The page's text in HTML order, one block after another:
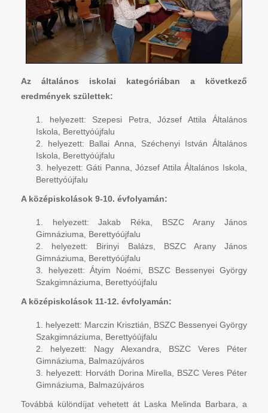
Az általános iskolai kategóriában a következő
eredmények születtek:
helyezett: Szepesi Petra, József Attila Általános
Iskola, Berettyóújfalu
helyezett: Ballai Anna, Széchenyi István Általános
Iskola, Berettyóújfalu
helyezett: Gáti Panna, József Attila Általános Iskola,
Berettyóújfalu
A középiskolások 9-10. évfolyamán:
helyezett: Jakab Réka, BSZC Arany János
Gimnáziuma, Berettyóújfalu
helyezett: Birinyi Balázs, BSZC Arany János
Gimnáziuma, Berettyóújfalu
helyezett: Átyim Noémi, BSZC Bessenyei György
Szakgimnáziuma, Berettyóújfalu
A középiskolások 11-12. évfolyamán:
helyezett: Marczin Krisztián, BSZC Bessenyei György
Szakgimnáziuma, Berettyóújfalu
helyezett: Nagy Alexandra, BSZC Veres Péter
Gimnáziuma, Balmazújváros
helyezett: Horváth Dorina Mirella, BSZC Veres Péter
Gimnáziuma, Balmazújváros
Továbbá különdíjat vehetett át Laska Melinda Barbara, a